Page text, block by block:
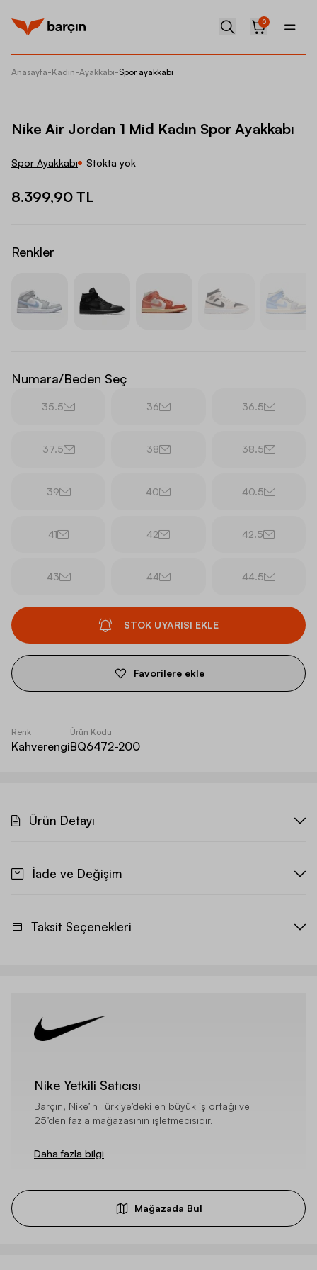
0
Anasayfa-Kadın-Ayakkabı-Spor ayakkabı
Nike Air Jordan 1 Mid Kadın Spor Ayakkabı
Spor Ayakkabı Stokta yok
8.399,90 TL
Renkler
Numara/Beden Seç
35.5 36 36.5
37.5 38 38.5
39 40 40.5
41 42 42.5
43 44 44.5
STOK UYARISI EKLE
Favorilere ekle
Renk
Kahverengi
Ürün Kodu
BQ6472-200
Ürün Detayı
İade ve Değişim
Taksit Seçenekleri
Nike Yetkili Satıcısı
Barçın, Nike’ın Türkiye’deki en büyük iş ortağı ve
25’den fazla mağazasının işletmecisidir.
Daha fazla bilgi
Mağazada Bul